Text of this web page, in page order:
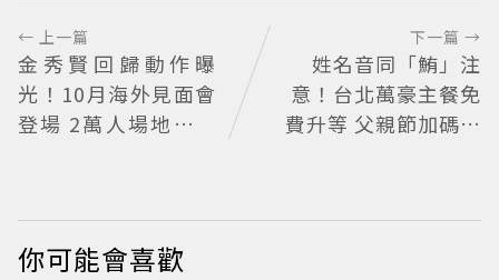
← 上一篇
金秀賢回歸動作曝
光！10月海外見面會
登場 2萬人場地引關
下一篇 →
姓名音同「鮪」注
意！台北萬豪主餐免
費升等 父親節加碼鮪
你可能會喜歡